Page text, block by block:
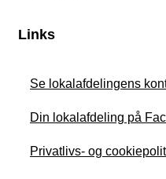
Links
Se lokalafdelingens
Din lokalafdeling på
Privatlivs- og